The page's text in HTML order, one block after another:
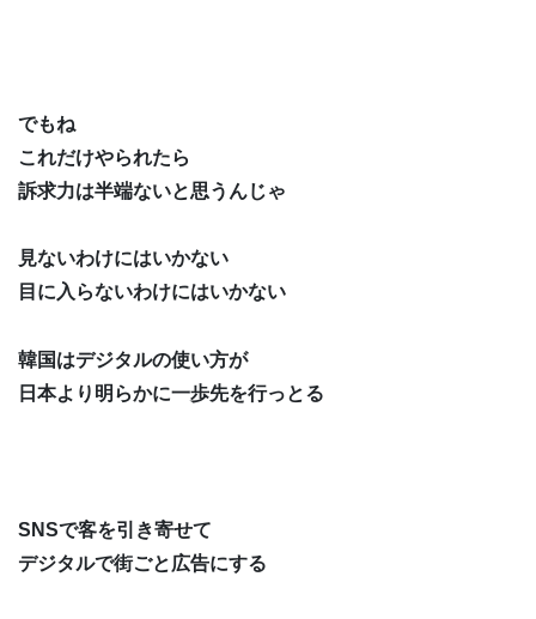
でもね
これだけやられたら
訴求力は半端ないと思うんじゃ
見ないわけにはいかない
目に入らないわけにはいかない
韓国はデジタルの使い方が
日本より明らかに一歩先を行っとる
SNSで客を引き寄せて
デジタルで街ごと広告にする